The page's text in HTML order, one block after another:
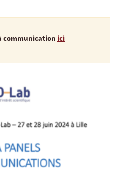
communication ici